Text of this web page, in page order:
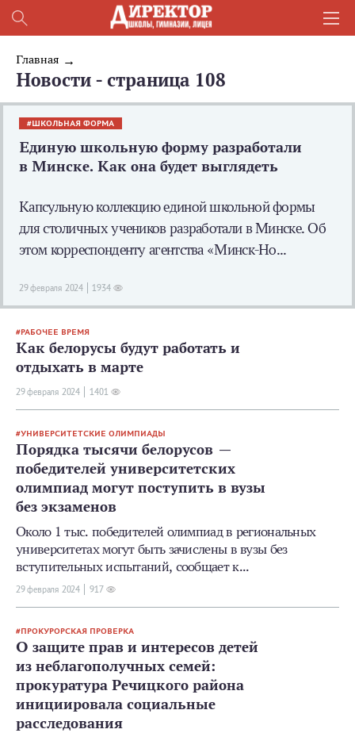
Главная
Новости - страница 108
ШКОЛЬНАЯ ФОРМА
Единую школьную форму разработали
в Минске. Как она будет выглядеть
Капсульную коллекцию единой школьной формы
для столичных учеников разработали в Минске. Об
этом корреспонденту агентства «Минск-Но...
29 февраля 2024 1934
РАБОЧЕЕ ВРЕМЯ
Как белорусы будут работать и
отдыхать в марте
29 февраля 2024 1401
УНИВЕРСИТЕТСКИЕ ОЛИМПИАДЫ
Порядка тысячи белорусов —
победителей университетских
олимпиад могут поступить в вузы
без экзаменов
Около 1 тыс. победителей олимпиад в региональных
университетах могут быть зачислены в вузы без
вступительных испытаний, сообщает к...
29 февраля 2024 917
ПРОКУРОРСКАЯ ПРОВЕРКА
О защите прав и интересов детей
из неблагополучных семей:
прокуратура Речицкого района
инициировала социальные
расследования